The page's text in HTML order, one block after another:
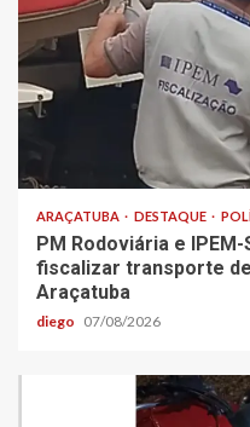
ARAÇATUBA DESTAQUE
PM Rodoviária e
fiscalizar transporte
Araçatuba
diego 07/08/2026